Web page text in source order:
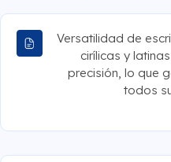
Versatilidad de
cirílicas y
precisión, lo que
todos